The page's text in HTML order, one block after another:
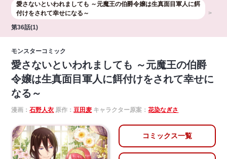
愛さないといわれましても ～元魔王の伯爵令嬢は生真面目軍人に餌
付けをされて幸せになる～
第36話(1)
モンスターコミック
愛さないといわれましても ～元魔王の伯爵
令嬢は生真面目軍人に餌付けをされて幸せに
なる～
漫画：石野人衣 原作：豆田麦 キャラクター原案：花染なぎさ
コミックス一覧